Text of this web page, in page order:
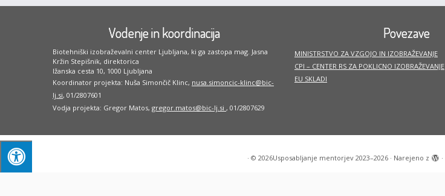
Vodenje in koordinacija
Biotehniški izobraževalni center Ljubljana, ki ga zastopa mag. Jasna
Kržin Stepišnik, direktorica
Ižanska cesta 10, 1000 Ljubljana
Koordinator projekta: Nuša Simončič Klinc, nusa.simoncic-klinc@bic-
lj.si, 01/2807601
Vodja projekta: Gregor Matos, gregor.matos@bic-lj.si , 01/2807629
Povezave
MINISTRSTVO ZA VZGOJO IN IZOBRAŽEVANJE
CPI – CENTER RS ZA POKLICNO IZOBRAŽEVANJE
EU SKLADI
· © 2026Usposabljanje mentorjev 2023–2026· Narejeno z ·